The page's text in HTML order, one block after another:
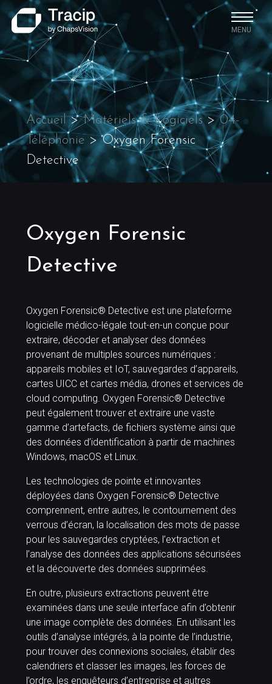
MENU
Accueil>Matériels & Logiciels>04-
Téléphonie >Oxygen Forensic
Detective
Oxygen Forensic
Detective
Oxygen Forensic® Detective est une plateforme
logicielle médico-légale tout-en-un conçue pour
extraire, décoder et analyser des données
provenant de multiples sources numériques :
appareils mobiles et IoT, sauvegardes d’appareils,
cartes UICC et cartes média, drones et services de
cloud computing. Oxygen Forensic® Detective
peut également trouver et extraire une vaste
gamme d’artefacts, de fichiers système ainsi que
des données d’identification à partir de machines
Windows, macOS et Linux.
Les technologies de pointe et innovantes
déployées dans Oxygen Forensic® Detective
comprennent, entre autres, le contournement des
verrous d’écran, la localisation des mots de passe
pour les sauvegardes cryptées, l’extraction et
l’analyse des données des applications sécurisées
et la découverte des données supprimées.
En outre, plusieurs extractions peuvent être
examinées dans une seule interface afin d’obtenir
une image complète des données. En utilisant les
outils d’analyse intégrés, à la pointe de l’industrie,
pour trouver des connexions sociales, établir des
calendriers et classer les images, les forces de
l’ordre, les enquêteurs d’entreprise et autres